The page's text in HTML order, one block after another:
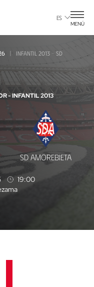
ES
MENÚ
INFANTIL 2013 - SD
- INFANTIL 2013
SD AMOREBIETA
19:00